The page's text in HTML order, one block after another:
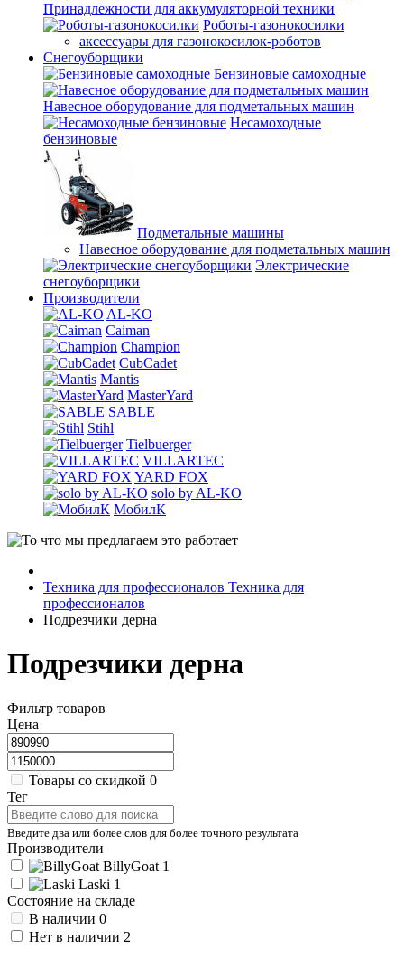
Принадлежности для аккумуляторной техники
Роботы-газонокосилки
аксессуары для газонокосилок-роботов
Снегоуборщики
Бензиновые самоходные
Навесное оборудование для подметальных машин
Несамоходные
бензиновые
Подметальные машины
Навесное оборудование для подметальных машин
Электрические
снегоуборщики
Производители
AL-KO
Caiman
Champion
CubCadet
Mantis
MasterYard
SABLE
Stihl
Tielbuerger
VILLARTEC
YARD FOX
solo by AL-KO
МобилК
Техника для профессионалов Техника для
профессионалов
Подрезчики дерна
Подрезчики дерна
Фильтр товаров
Цена
Товары со скидкой 0
Тег
Введите два или более слов для более точного результата
Производители
BillyGoat 1
Laski 1
Состояние на складе
В наличии 0
Нет в наличии 2